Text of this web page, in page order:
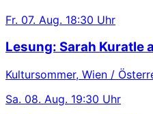
Fr. 07. Aug. 18:30 Uhr
Lesung: Sarah Kuratle
Kultursommer, Wien /
Sa. 08. Aug. 19:30 Uhr